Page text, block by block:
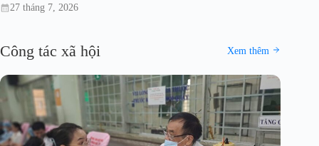
27 tháng 7, 2026
Công tác xã hội Xem thêm